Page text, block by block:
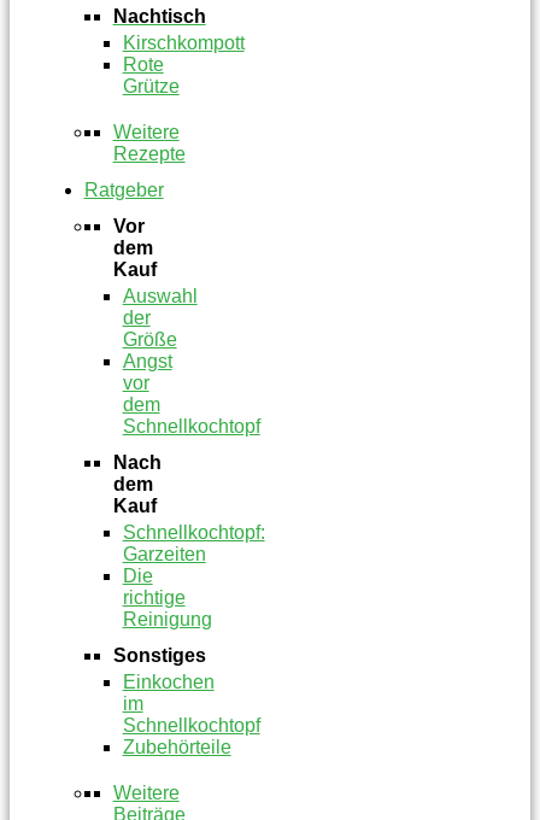
Nachtisch
Kirschkompott
Rote
Grütze
Weitere
Rezepte
Ratgeber
Vor
dem
Kauf
Auswahl
der
Größe
Angst
vor
dem
Schnellkochtopf
Nach
dem
Kauf
Schnellkochtopf:
Garzeiten
Die
richtige
Reinigung
Sonstiges
Einkochen
im
Schnellkochtopf
Zubehörteile
Weitere
Beiträge